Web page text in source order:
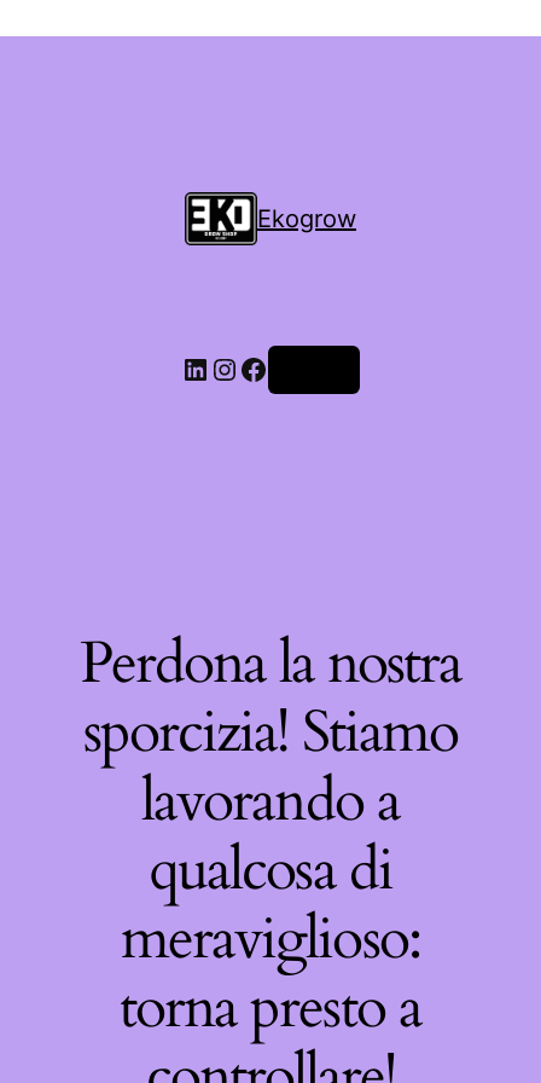
Ekogrow
Perdona la nostra
sporcizia! Stiamo
lavorando a
qualcosa di
meraviglioso:
torna presto a